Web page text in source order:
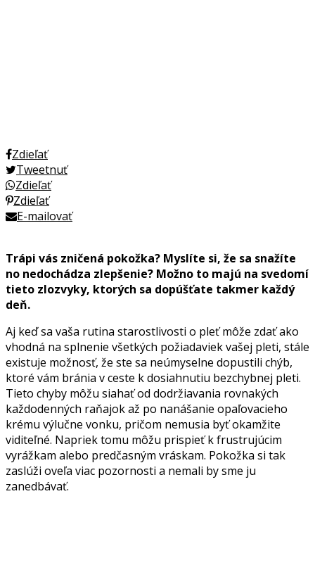
Zdieľať
Tweetnuť
Zdieľať
Zdieľať
E-mailovať
Trápi vás zničená pokožka? Myslíte si, že sa snažíte
no nedochádza zlepšenie? Možno to majú na svedomí
tieto zlozvyky, ktorých sa dopúšťate takmer každý
deň.
Aj keď sa vaša rutina starostlivosti o pleť môže zdať ako
vhodná na splnenie všetkých požiadaviek vašej pleti, stále
existuje možnosť, že ste sa neúmyselne dopustili chýb,
ktoré vám bránia v ceste k dosiahnutiu bezchybnej pleti.
Tieto chyby môžu siahať od dodržiavania rovnakých
každodenných raňajok až po nanášanie opaľovacieho
krému výlučne vonku, pričom nemusia byť okamžite
viditeľné. Napriek tomu môžu prispieť k frustrujúcim
vyrážkam alebo predčasným vráskam. Pokožka si tak
zaslúži oveľa viac pozornosti a nemali by sme ju
zanedbávať.